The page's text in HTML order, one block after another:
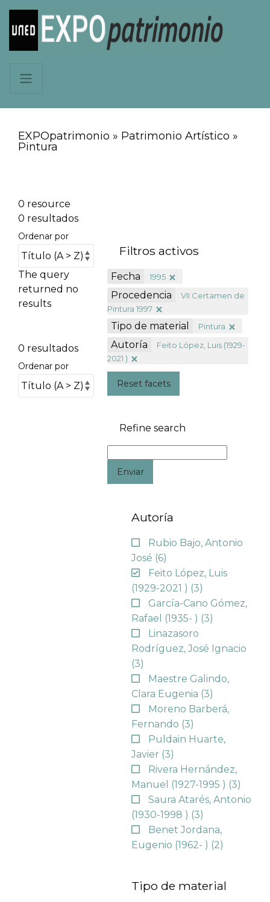
EXPOpatrimonio » Patrimonio Artístico »
Pintura
0 resource
0 resultados
Ordenar por
The query
returned no
results
0 resultados
Ordenar por
Filtros activos
Fecha 1995
Procedencia
VII Certamen de
Pintura 1997
Tipo de material Pintura
Autoría
Feito López, Luis (1929-
2021 )
Reset facets
Refine search
Enviar
Autoría
Rubio Bajo, Antonio
José (6)
Feito López, Luis
(1929-2021 ) (3)
García-Cano Gómez,
Rafael (1935- ) (3)
Linazasoro
Rodríguez, José Ignacio
(3)
Maestre Galindo,
Clara Eugenia (3)
Moreno Barberá,
Fernando (3)
Puldain Huarte,
Javier (3)
Rivera Hernández,
Manuel (1927-1995 ) (3)
Saura Atarés, Antonio
(1930-1998 ) (3)
Benet Jordana,
Eugenio (1962- ) (2)
Tipo de material